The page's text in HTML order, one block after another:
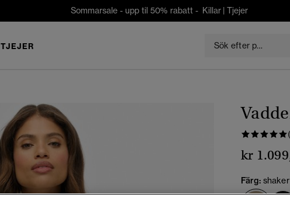
Sommarsale - upp til 50% rabatt - Killar| Tjejer
TJEJER
kr
Färg:
vald